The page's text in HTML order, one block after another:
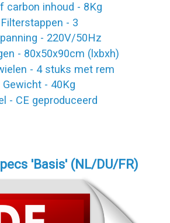
carbon inhoud - 8Kg
Filterstappen - 3
- 220V/50Hz
- 80x50x90cm (lxbxh)
- 4 stuks met rem
Gewicht - 40Kg
- CE geproduceerd
'Basis' (NL/DU/FR)